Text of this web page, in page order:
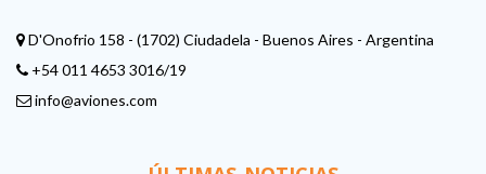
D'Onofrio 158 - (1702) Ciudadela - Buenos Aires - Argentina
+54 011 4653 3016/19
info@aviones.com